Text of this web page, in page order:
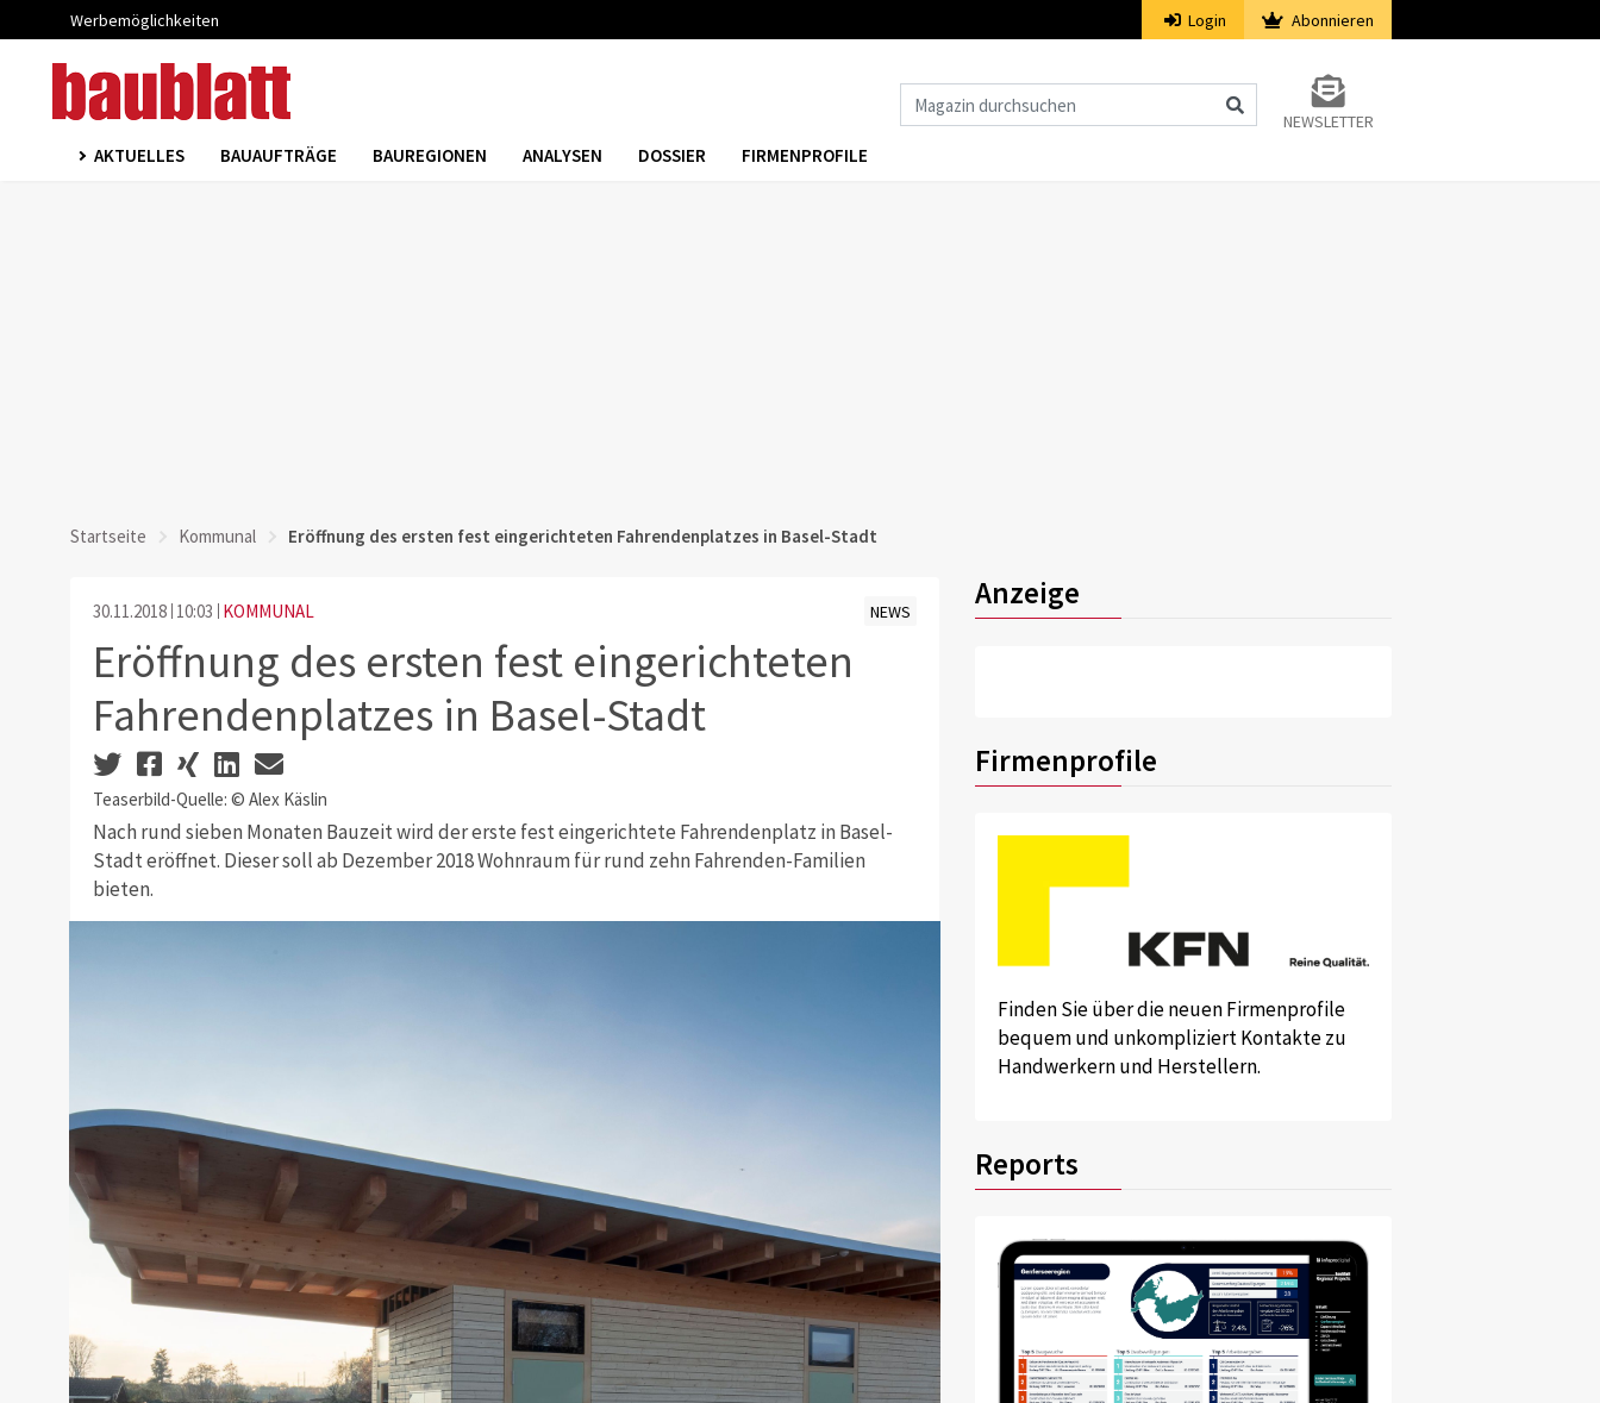
Werbemöglichkeiten Login Abonnieren
NEWSLETTER
AKTUELLES BAUAUFTRÄGE BAUREGIONEN ANALYSEN DOSSIER FIRMENPROFILE
Startseite Kommunal Eröffnung des ersten fest eingerichteten Fahrendenplatzes in Basel-Stadt
30.11.2018 10:03 KOMMUNAL NEWS
Eröffnung des ersten fest eingerichteten
Fahrendenplatzes in Basel-Stadt
Teaserbild-Quelle: © Alex Käslin
Nach rund sieben Monaten Bauzeit wird der erste fest eingerichtete Fahrendenplatz in Basel-
Stadt eröffnet. Dieser soll ab Dezember 2018 Wohnraum für rund zehn Fahrenden-Familien
bieten.
Anzeige
Firmenprofile
Finden Sie über die neuen Firmenprofile
bequem und unkompliziert Kontakte zu
Handwerkern und Herstellern.
Reports